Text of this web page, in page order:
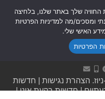
הצהרת נגישות
חדשות
|חדשות בקעת אונו|
שלך באתר שלנו, בלחיצה
ומסכים/מה למדיניות הפרטיות
האישי שלי.
הפרטיות